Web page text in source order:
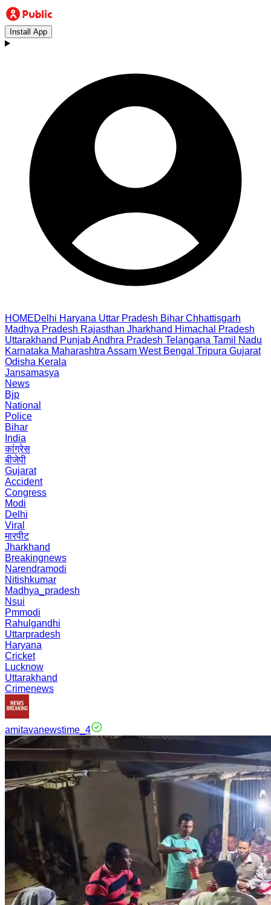
Install App
HOMEDelhi Haryana Uttar Pradesh Bihar Chhattisgarh
Madhya Pradesh Rajasthan Jharkhand Himachal Pradesh
Uttarakhand PunjabAndhra Pradesh Telangana Tamil Nadu
Karnataka Maharashtra Assam West Bengal Tripura Gujarat
Odisha Kerala
Jansamasya
News
Bjp
National
Police
Bihar
India
कांग्रेस
बीजेपी
Gujarat
Accident
Congress
Modi
Delhi
Viral
मारपीट
Jharkhand
Breakingnews
Narendramodi
Nitishkumar
Madhya_pradesh
Nsui
Pmmodi
Rahulgandhi
Uttarpradesh
Haryana
Cricket
Lucknow
Uttarakhand
Crimenews
amitavanewstime_4